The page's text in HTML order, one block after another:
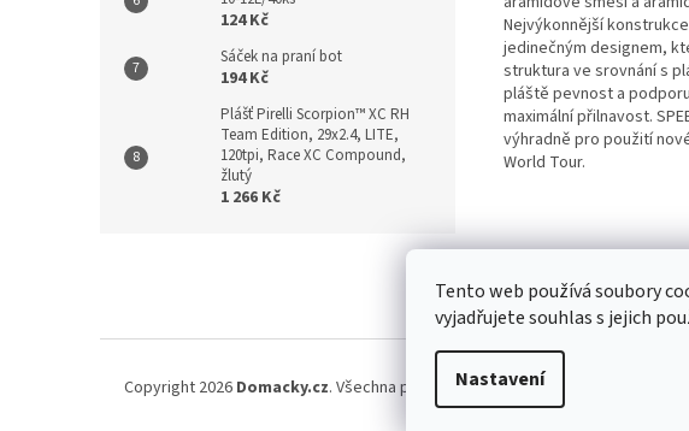
Tento web používá soubory
vyjadřujete souhlas s jejich
Nastavení
124 Kč
Sáček na praní bot
194 Kč
Plášť Pirelli Scorpion™ XC RH
Team Edition, 29x2.4, LITE,
120tpi, Race XC Compound,
žlutý
1 266 Kč
Nejvýkonnější
jedinečným designem,
struktura ve srovnání s
pláště pevnost a
maximální přilnavost.
výhradně pro použití
World Tour.
Kontakt / Obchodní podmínky
Copyright 2026 Domacky.cz. Všechna práva vyhrazena.Upravit nastavení